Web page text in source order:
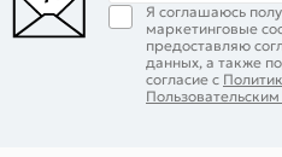
Я соглашаюсь
маркетинговые
предоставляю
данных, а также
согласие с